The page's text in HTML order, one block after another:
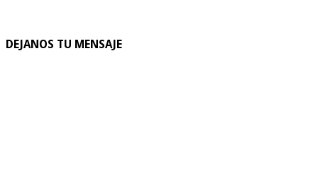
DEJANOS TU MENSAJE